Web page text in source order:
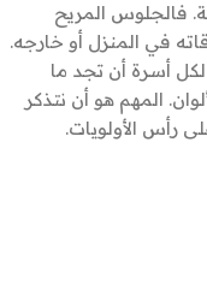
فالجلوس المريح
في المنزل أو خارجه.
لكل أسرة أن تجد ما
المهم هو أن نتذكر
رأس الأولويات.